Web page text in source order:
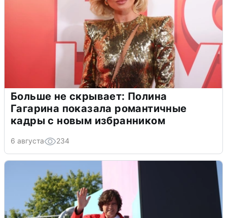
Больше не скрывает: Полина
Гагарина показала романтичные
кадры с новым избранником
6 августа 234